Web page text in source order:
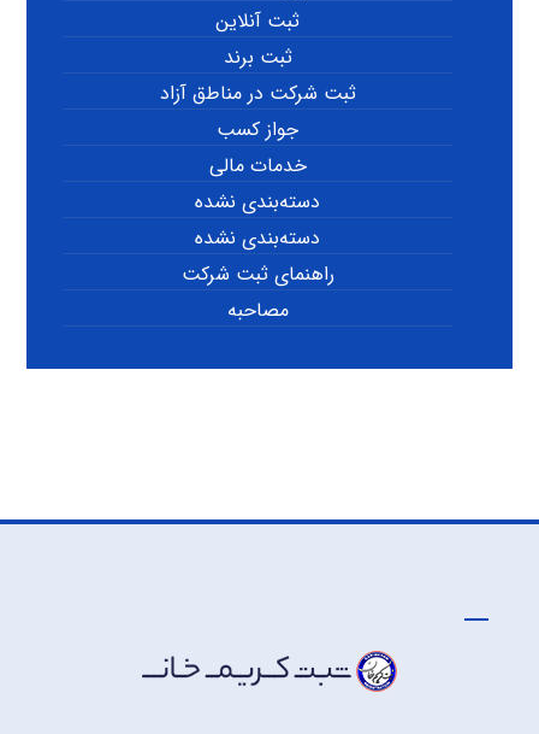
ثبت آنلاین
ثبت برند
ثبت شرکت در مناطق آزاد
جواز کسب
خدمات مالی
دسته‌بندی نشده
دسته‌بندی نشده
راهنمای ثبت شرکت
مصاحبه